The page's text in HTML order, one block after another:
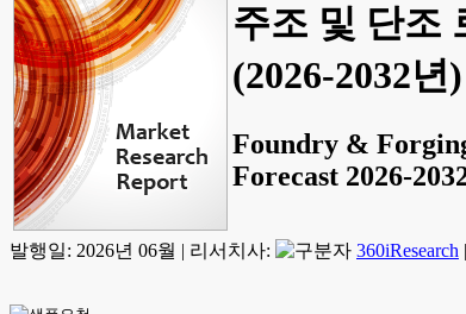
주조 및 단조
(2026-2032년)
Foundry &
Forecast 2026-
발행일: 2026년 06월 | 리서치사: 360iResearch |